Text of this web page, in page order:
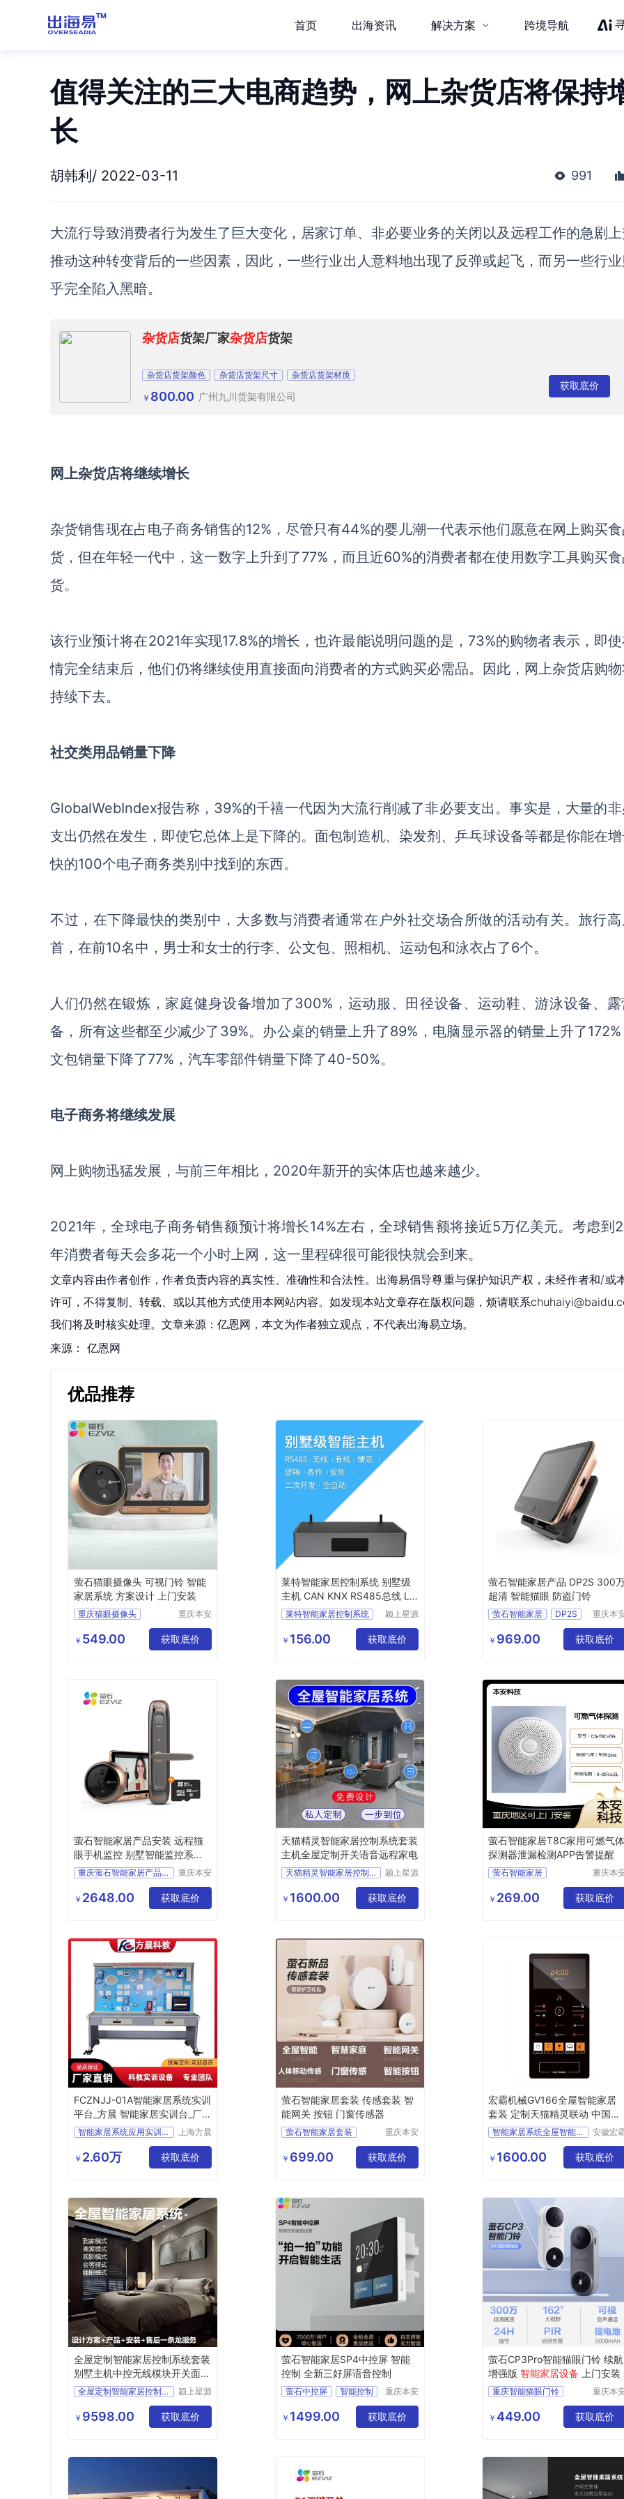
首页 出海资讯 解决方案 跨境导航
值得关注的三大电商趋势，网上杂货店将保持
长
胡韩利/ 2022-03-11 991
大流行导致消费者行为发生了巨大变化 ， 居家订单、非必要业务的关闭以及远程工作的急剧
推动这种转变背后的一些因素，因此，一些行业出人意料地出现了反弹或起飞，而另一些行
乎完全陷入黑暗。
杂货店货架厂家杂货店货架
杂货店货架颜色 杂货店货架尺寸 杂货店货架材质
￥ 800.00 广州九川货架有限公司
获取底价
网上杂货店将继续增长
杂货销售现在占电子商务销售的12% ， 尽管只有44%的婴儿潮一代表示他们愿意在网上购买
货，但在年轻一代中，这一数字上升到了77%，而且近60%的消费者都在使用数字工具购买
货。
该行业预计将在2021年实现17.8%的增长，也许最能说明问题的是，73%的购物者表示，即
情完全结束后，他们仍将继续使用直接面向消费者的方式购买必需品。 因此， 网上杂货店购
持续下去。
社交类用品销量下降
GlobalWebIndex报告称，39%的千禧一代因为大流行削减了非必要支出。事实是，大量的
支出仍然在发生，即使它总体上是下降的。面包制造机、染发剂、乒乓球设备等都是你能在
快的100个电子商务类别中找到的东西。
不过，在下降最快的类别 中 ，大多数与消费者通常在户外社交场合所做的活动有关。旅行
首，在前10名中，男士和女士的行李、公文包、照相机、运动包和泳衣占了6个。
人们仍然在锻炼 ， 家庭健身设备增加了300%，运动服、田径设备、运动鞋、游泳设备、露
备 ， 所有这些都至少减少了 39%。办公桌的销量上升了89%，电脑显示器的销量上升了
文包销量下降了77%，汽车零部件销量下降了40-50%。
电子商务将继续发展
网上购物迅猛发展，与前三年相比， 2020年新开的实体店也越来越少。
2021年，全球电子商务销售额预计将增长14%左右，全球销售额将接近5万亿美元。考虑到
年消费者每天会多花一个小时上网，这一里程碑很可能很快就会到来。
文章内容由作者创作，作者负责内容的真实性、准确性和合法性。出海易倡导尊重与保护知识产权，未经作者和/或
许可，不得复制、转载、或以其他方式使用本网站内容。如发现本站文章存在版权问题，烦请联系
我们将及时核实处理。文章来源：亿恩网，本文为作者独立观点，不代表出海易立场。
来源： 亿恩网
优品推荐
萤石猫眼摄像头 可视门铃 智能
家居系统 方案设计 上门安装
重庆猫眼摄像头
智能家居系统
上门安装
重庆本安
有限公司
￥ 549.00 获取底价
莱特智能家居控制系统 别墅级
主机 CAN KNX RS485总线 LO
RA方案
莱特智能家居控制系统
颍上星源
有限公司
￥ 156.00 获取底价
萤石智能家居产品 DP2S 300
超清 智能猫眼 防盗门铃
萤石智能家居
DP2S
智能猫眼
防盗门铃
重庆本
有限公司
￥ 969.00 获取底价
萤石智能家居产品安装 远程猫
眼手机监控 别墅智能监控系统
方案
重庆萤石智能家居产品安装
别墅智能监控系统方案
重庆本安
有限公司
￥ 2648.00 获取底价
天猫精灵智能家居控制系统套装
主机全屋定制开关语音远程家电
天猫精灵智能家居控制系统
颍上星源
有限公司
￥ 1600.00 获取底价
萤石智能家居T8C家用可燃气体
探测器泄漏检测APP告警提醒
萤石智能家居
天然气泄漏检测
重庆本
有限公司
￥ 269.00 获取底价
FCZNJJ-01A智能家居系统实训
平台_方晨 智能家居实训台_厂
家
智能家居系统应用实训平台
智能家居试验台
上海方晨
制造有限
公司
￥ 2.60万 获取底价
萤石智能家居套装 传感套装 智
能网关 按钮 门窗传感器
萤石智能家居套装
智能网关
按钮
门窗传感器
重庆本安
有限公司
￥ 699.00 获取底价
宏霸机械GV166全屋智能家居
套装 定制天猫精灵联动 中国智
造
智能家居系统全屋智能家
安徽宏
有限公司
￥ 1600.00 获取底价
全屋定制智能家居控制系统套装
别墅主机中控无线模块开关面板
家电
全屋定制智能家居控制系统
颍上星源
有限公司
￥ 9598.00 获取底价
萤石智能家居SP4中控屏 智能
控制 全新三好屏语音控制
萤石中控屏
智能控制
智能家居设备
重庆本安
有限公司
￥ 1499.00 获取底价
萤石CP3Pro智能猫眼门铃 续航
增强版 智能家居设备 上门安装
重庆智能猫眼门铃
续航增强版
重庆本
有限公司
￥ 449.00 获取底价